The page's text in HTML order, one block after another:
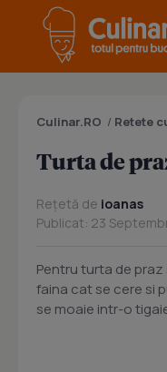
Culinar.RO / Retete
Turta de
Rețetă de ioanas
Publicat: 23
Pentru turta de
faina cat se cere si
se moaie intr-o